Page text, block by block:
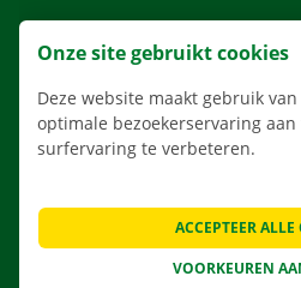
APP
VEELGESTELDE
Onze site gebruikt cookies
Deze website maakt gebruik
optimale bezoekerservaring
surfervaring te verbeteren.
VOORKEUREN
ACCEPTEER ALLE